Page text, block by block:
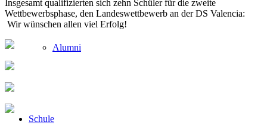
Alumni
Schule
Insgesamt qualifizierten sich zehn Schüler für die zweite
Wettbewerbsphase, den Landeswettbewerb an der DS Valencia:
Wir wünschen allen viel Erfolg!